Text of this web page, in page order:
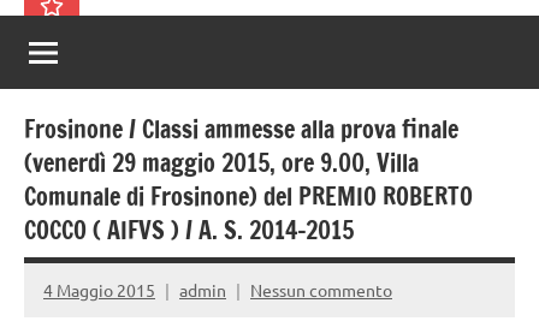
Associazione
Italiana
Familiari
e
Vittime
della
Strada
vittime
della
strada
Archivio
Frosinone / Classi ammesse alla prova finale
(venerdì 29 maggio 2015, ore 9.00, Villa
Comunale di Frosinone) del PREMIO ROBERTO
COCCO ( AIFVS ) / A. S. 2014-2015
4 Maggio 2015 admin Nessun commento